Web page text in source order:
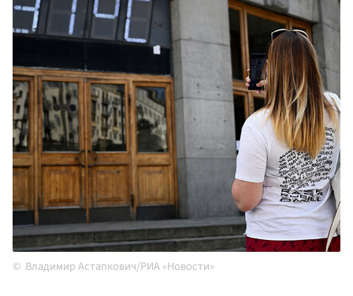
Владимир Астапкович/РИА «Новости»